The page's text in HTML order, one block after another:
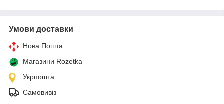
Умови доставки
Нова Пошта
Магазини Rozetka
Укрпошта
Самовивіз